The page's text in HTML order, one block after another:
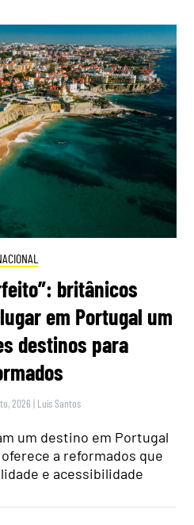
britânicos
em Portugal um
destinos para
2026 | Luís Santos
um destino em Portugal
a reformados que
e acessibilidade